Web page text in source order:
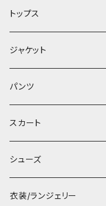
トップス
ジャケット
パンツ
スカート
シューズ
衣装/ランジェリー